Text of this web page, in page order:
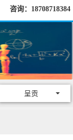
咨询：18708718384
呈贡